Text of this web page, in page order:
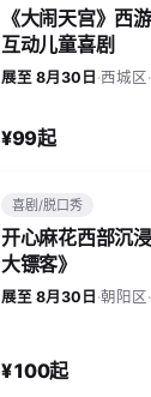
《大闹天宫》西
互动儿童喜剧
展至 8月30日 ·西城区·
¥99起
喜剧/脱口秀
开心麻花西部沉
大镖客》
展至 8月30日 ·朝阳区·
¥100起